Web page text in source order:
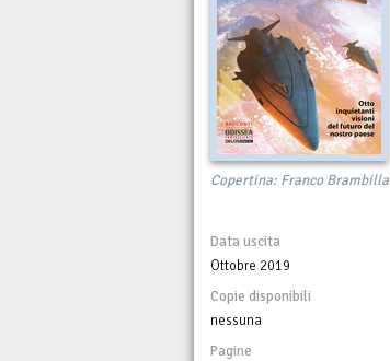
Copertina: Franco Brambilla
Data uscita
Ottobre 2019
Copie disponibili
nessuna
Pagine